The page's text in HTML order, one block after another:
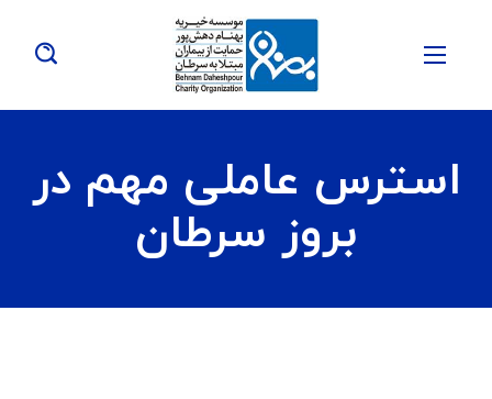
استرس عاملی مهم در
بروز سرطان